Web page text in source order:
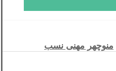
منوچهر مهنی نسب